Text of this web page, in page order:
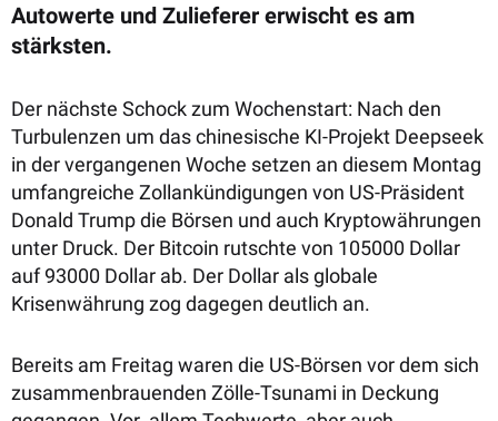
Autowerte und Zulieferer erwischt es am
stärksten.
Der nächste Schock zum Wochenstart: Nach den
Turbulenzen um das chinesische KI-Projekt Deepseek
in der vergangenen Woche setzen an diesem Montag
umfangreiche Zollankündigungen von US-Präsident
Donald Trump die Börsen und auch Kryptowährungen
unter Druck. Der Bitcoin rutschte von 105000 Dollar
auf 93000 Dollar ab. Der Dollar als globale
Krisenwährung zog dagegen deutlich an.
Bereits am Freitag waren die US-Börsen vor dem sich
zusammenbrauenden Zölle-Tsunami in Deckung